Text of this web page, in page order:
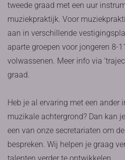
tweede graad met een uur
muziekpraktijk. Voor
aan in verschillende
aparte groepen voor jongeren 8-
volwassenen. Meer info via
graad.
Heb je al ervaring met een ander
muzikale achtergrond? Dan kan
een van onze secretariaten om
bespreken. Wij helpen je graag